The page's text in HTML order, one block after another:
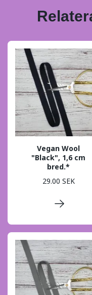
Vegan Wool
"Black", 1,6 cm
bred.*
29.00 SEK